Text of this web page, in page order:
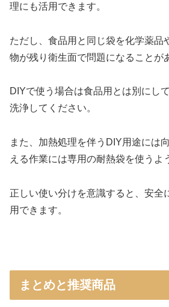
理にも活用できます。
ただし、食品用と同じ袋を化学薬品
物が残り衛生面で問題になることが
DIYで使う場合は食品用とは別にし
洗浄してください。
また、加熱処理を伴うDIY用途には
える作業には専用の耐熱袋を使うよ
正しい使い分けを意識すると、安全
用できます。
まとめと推奨商品